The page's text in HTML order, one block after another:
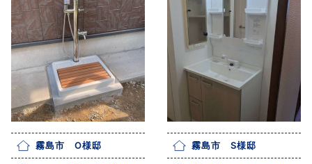
霧島市 O様邸 霧島市 S様邸